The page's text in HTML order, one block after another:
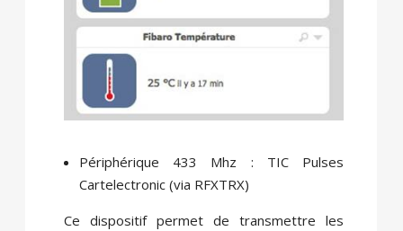
Périphérique 433 Mhz : TIC Pulses
Cartelectronic (via RFXTRX)
Ce dispositif permet de transmettre les